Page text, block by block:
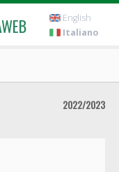
English
Italiano
2022/2023